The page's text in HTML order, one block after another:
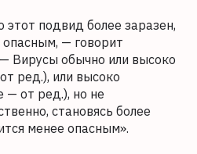
этот подвид более заразен,
опасным, — говорит
Вирусы обычно или высоко
ред.), или высоко
— от ред.), но не
становясь более
менее опасным».